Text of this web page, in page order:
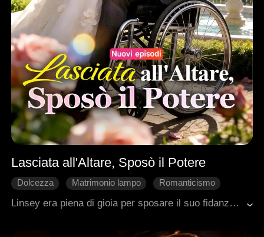
Lasciata all'Altare, Sposò il Potere
Dolcezza Matrimonio lampo
Romanticismo
Linsey era piena di gioia per sposare il suo fidanzato Felix, finché lui non fu chiamato via da una sola telefonata di quell'altra. Umiliata al suo stesso matrimonio, Linsey toccò il fondo. Poi l'altra chiamò di nuovo, solo per rinfacciarle. Ma Linsey non pianse. Si voltò, uscì dalla chiesa e sposò il primo uomo che vide. Il destino volle che fosse l'uomo più potente della città...